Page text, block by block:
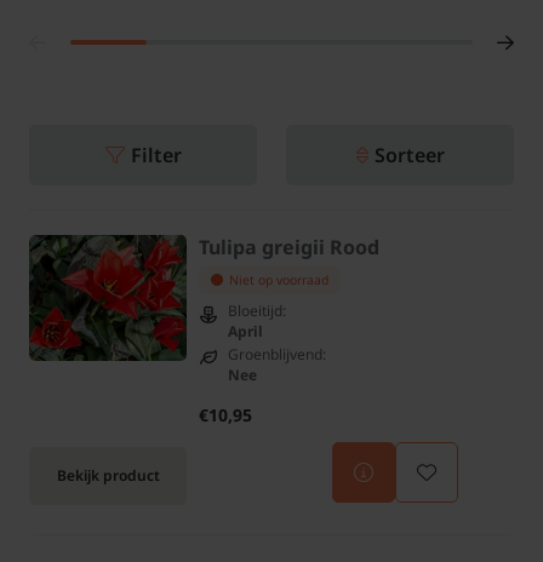
Filter Sorteer
Bekijk product
Tulipa greigii Rood
Niet op voorraad
Bloeitijd:
April
Groenblijvend:
Nee
€10,95